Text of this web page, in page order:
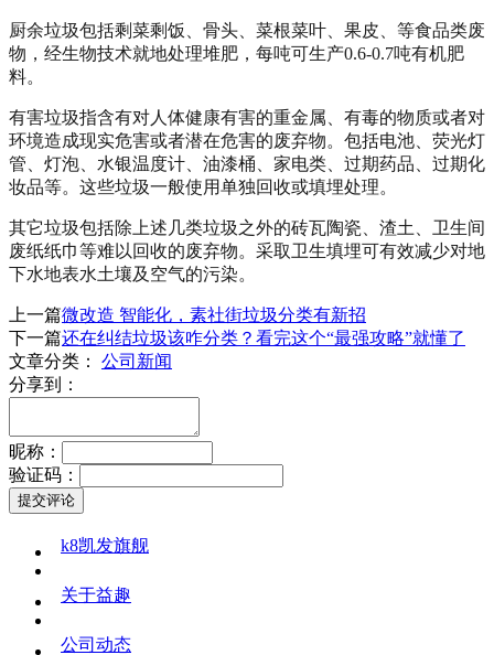
厨余垃圾包括剩菜剩饭、骨头、菜根菜叶、果皮、等食品类废
物，经生物技术就地处理堆肥，每吨可生产0.6-0.7吨有机肥
料。
有害垃圾指含有对人体健康有害的重金属、有毒的物质或者对
环境造成现实危害或者潜在危害的废弃物。包括电池、荧光灯
管、灯泡、水银温度计、油漆桶、家电类、过期药品、过期化
妆品等。这些垃圾一般使用单独回收或填埋处理。
其它垃圾包括除上述几类垃圾之外的砖瓦陶瓷、渣土、卫生间
废纸纸巾等难以回收的废弃物。采取卫生填埋可有效减少对地
下水地表水土壤及空气的污染。
上一篇​微改造 智能化，素社街垃圾分类有新招
下一篇还在纠结垃圾该咋分类？看完这个“最强攻略”就懂了
文章分类：
公司新闻
分享到：
昵称：
验证码：
k8凯发旗舰
关于益趣
公司动态